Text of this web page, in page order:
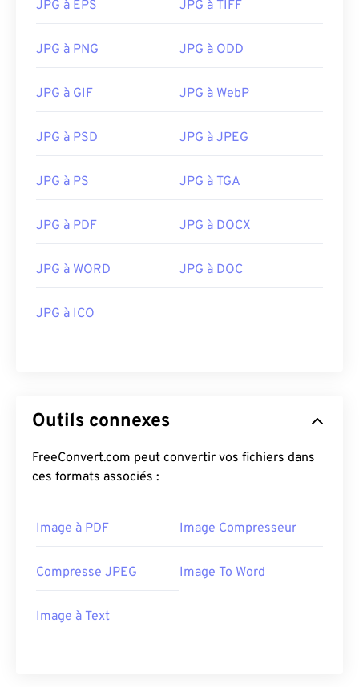
JPG à EPS JPG à TIFF
JPG à PNG JPG à ODD
JPG à GIF JPG à WebP
JPG à PSD JPG à JPEG
JPG à PS JPG à TGA
JPG à PDF JPG à DOCX
JPG à WORD JPG à DOC
JPG à ICO
Outils connexes
FreeConvert.com peut convertir vos fichiers dans
ces formats associés :
Image à PDF Image Compresseur
Compresse JPEG Image To Word
Image à Text